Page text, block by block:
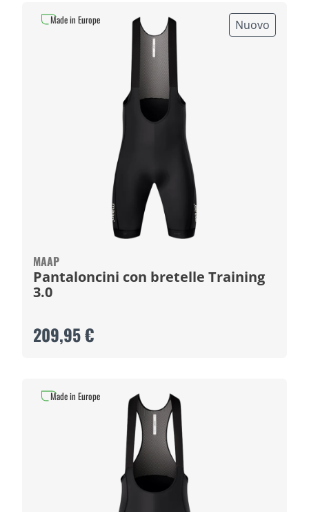
Nuovo
MAAP
Pantaloncini con bretelle Training
3.0
209,95 €
Made in Europe
Made in Europe